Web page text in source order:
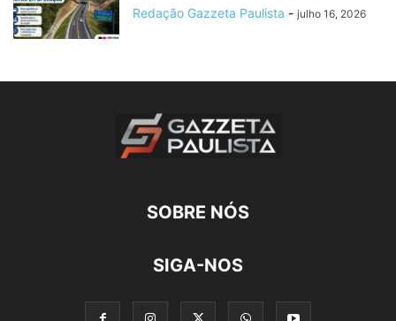
Redação Gazzeta Paulista - julho 16, 2026
SOBRE NÓS
SIGA-NOS